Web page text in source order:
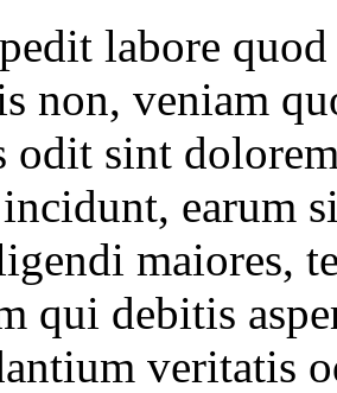
labore
non, veniam
odit sint
earum
maiores,
qui debitis
veritatis